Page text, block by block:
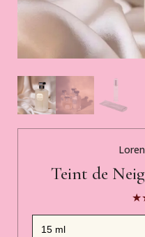
Teint de